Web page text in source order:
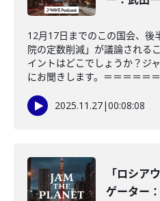
12月17日までのこの国会、後
院の定数削減」が議論される
イントはどこでしょうか？ジ
にお聞きします。＝＝＝＝＝
2025.11.27|00:08:08
「ロシア
ゲーター